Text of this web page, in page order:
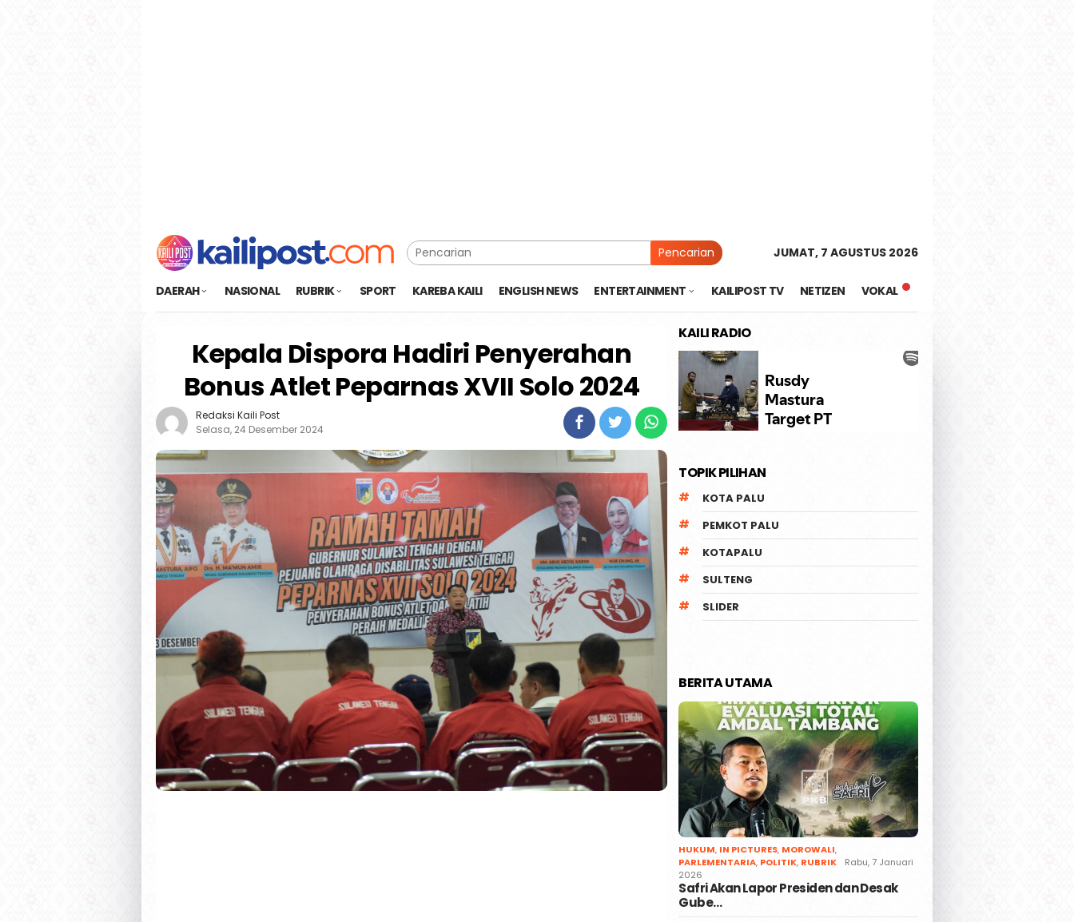
Pencarian JUMAT, 7 AGUSTUS 2026
DAERAH NASIONAL RUBRIK SPORT KAREBA KAILI ENGLISH NEWS ENTERTAINMENT KAILIPOST TV NETIZEN VOKAL
Kepala Dispora Hadiri Penyerahan
Bonus Atlet Peparnas XVII Solo 2024
Redaksi Kaili Post
Selasa, 24 Desember 2024
KAILI RADIO
TOPIK PILIHAN
KOTA PALU
PEMKOT PALU
KOTAPALU
SULTENG
SLIDER
BERITA UTAMA
HUKUM, IN PICTURES, MOROWALI,
PARLEMENTARIA, POLITIK, RUBRIK
Rabu, 7 Januari
2026
Safri Akan Lapor Presiden dan Desak
Gube…